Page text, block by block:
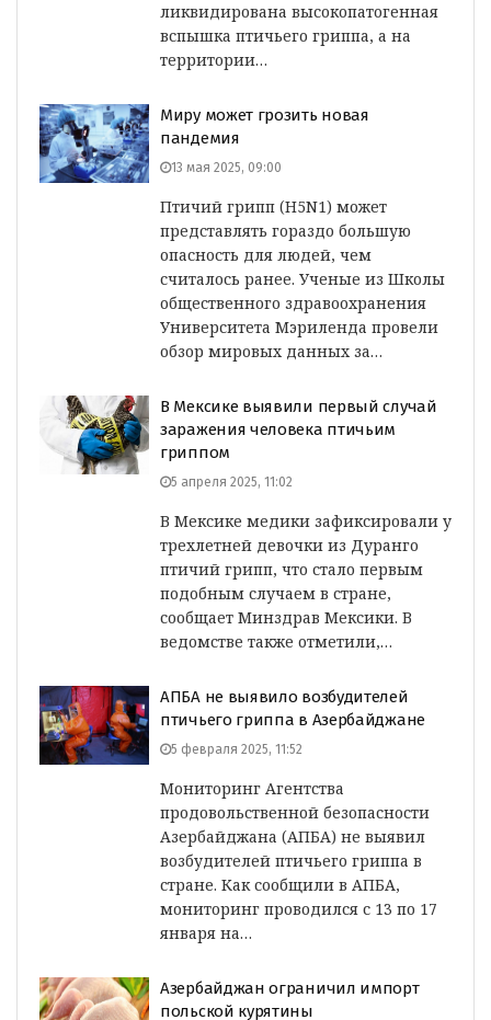
ликвидирована высокопатогенная
вспышка птичьего гриппа, а на
территории…
Миру может грозить новая
пандемия
13 мая 2025, 09:00
Птичий грипп (H5N1) может
представлять гораздо большую
опасность для людей, чем
считалось ранее. Ученые из Школы
общественного здравоохранения
Университета Мэриленда провели
обзор мировых данных за…
В Мексике выявили первый случай
заражения человека птичьим
гриппом
5 апреля 2025, 11:02
В Мексике медики зафиксировали у
трехлетней девочки из Дуранго
птичий грипп, что стало первым
подобным случаем в стране,
сообщает Минздрав Мексики. В
ведомстве также отметили,…
АПБА не выявило возбудителей
птичьего гриппа в Азербайджане
5 февраля 2025, 11:52
Мониторинг Агентства
продовольственной безопасности
Азербайджана (АПБА) не выявил
возбудителей птичьего гриппа в
стране. Как сообщили в АПБА,
мониторинг проводился с 13 по 17
января на…
Азербайджан ограничил импорт
польской курятины